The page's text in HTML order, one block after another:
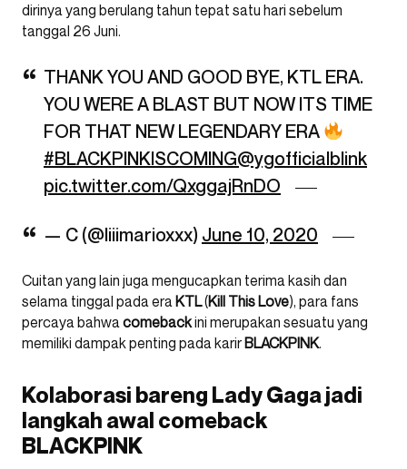
dirinya yang berulang tahun tepat satu hari sebelum
tanggal 26 Juni.
THANK YOU AND GOOD BYE, KTL ERA.
YOU WERE A BLAST BUT NOW ITS TIME
FOR THAT NEW LEGENDARY ERA
#BLACKPINKISCOMING@ygofficialblink
pic.twitter.com/QxggajRnDO
— C (@liiimarioxxx) June 10, 2020
Cuitan yang lain juga mengucapkan terima kasih dan
selama tinggal pada era KTL(Kill This Love), para fans
percaya bahwacomebackini merupakan sesuatu yang
memiliki dampak penting pada karir BLACKPINK.
Kolaborasi bareng Lady Gaga jadi
langkah awal comeback
BLACKPINK